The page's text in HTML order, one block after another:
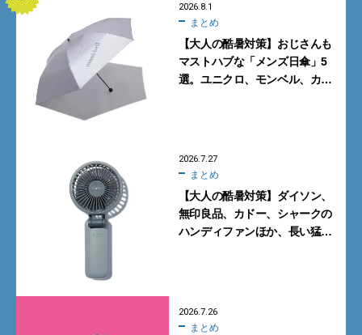
2026.8.1
まとめ
【大人の酷暑対策】おじさんも
マストハブな「メンズ日傘」5
選。ユニクロ、モンベル、カリ
2026.7.27
まとめ
【大人の酷暑対策】ダイソン、
無印良品、カドー、シャークの
ハンディファンほか、長い猛暑
2026.7.26
まとめ